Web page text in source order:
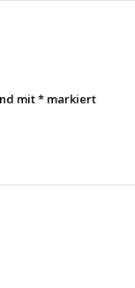
mit* markiert